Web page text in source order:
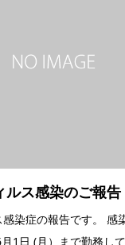
ス感染のご報告
感染症の報告です。
1日 (月）まで勤務し